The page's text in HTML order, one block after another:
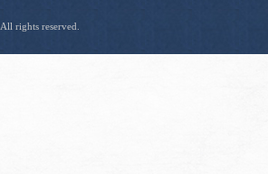
All rights reserved.